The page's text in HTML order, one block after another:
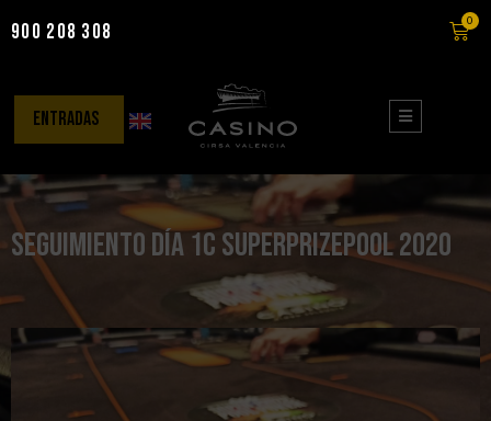
contenido
900 208 308 0
entradas
Seguimiento día 1C SUPERPRIZEPOOL 2020